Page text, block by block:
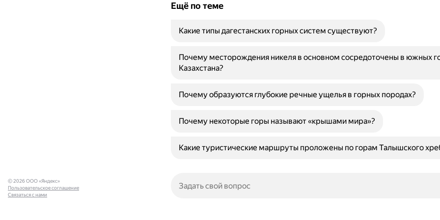
Ещё по теме
Какие типы дагестанских горных систем существуют?
Почему месторождения никеля в основном сосредоточены в южных
Казахстана?
Почему образуются глубокие речные ущелья в горных породах?
Почему некоторые горы называют «крышами мира»?
Какие туристические маршруты проложены по горам Талышского
© 2026 ООО «Яндекс»
Пользовательское соглашение
Связаться с нами